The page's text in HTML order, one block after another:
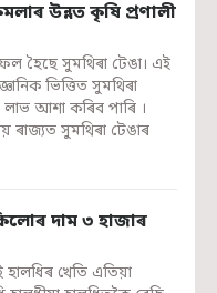
উন্নত কৃষি প্রণালী
হৈছে সুমথিৰা টেঙা। এই
ভিত্তিত সুমথিৰা
আশা কৰিব পাৰি ।
সুমথিৰা টেঙাৰ
দাম ৩ হাজাৰ
খেতি এতিয়া